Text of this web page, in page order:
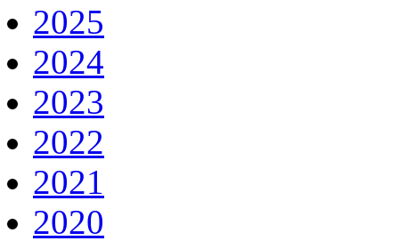
2025
2024
2023
2022
2021
2020